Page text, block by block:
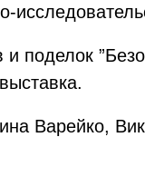
поделок
Варейко,